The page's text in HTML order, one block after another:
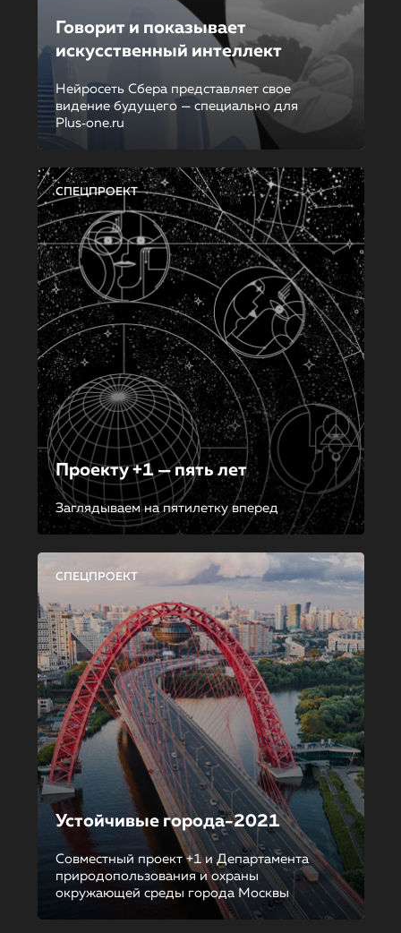
Говорит и показывает
искусственный интеллект
Нейросеть Сбера представляет свое
видение будущего — специально для
Plus‑one.ru
СПЕЦПРОЕКТ
Проекту +1 — пять лет
Заглядываем на пятилетку вперед
СПЕЦПРОЕКТ
Устойчивые города-2021
Совместный проект +1 и Департамента
природопользования и охраны
окружающей среды города Москвы